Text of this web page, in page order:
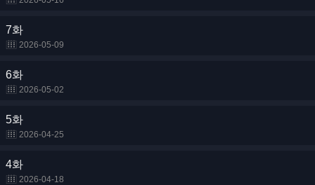
7화
2026-05-09
6화
2026-05-02
5화
2026-04-25
4화
2026-04-18